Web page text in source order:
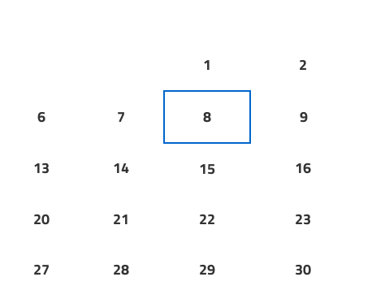
1 2
6 7 8 9
13 14 15 16
20 21 22 23
27 28 29 30